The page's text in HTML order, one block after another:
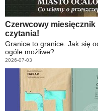
Czerwcowy miesięcznik
czytania!
Granice to granice. Jak się
ogóle możliwe?
2026-07-03